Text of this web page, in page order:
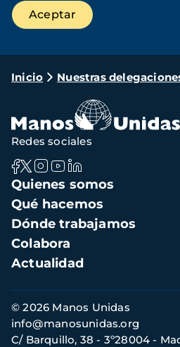
Ruta
navegación
Inicio Nuestras
Navegación
principal
Quienes somos
Qué hacemos
Dónde trabajamos
Colabora
Actualidad
Redes sociales
Información
de
contacto
© 2026 Manos Unidas
C/ Barquillo, 38 - 3º28004 -
info@manosunidas.org